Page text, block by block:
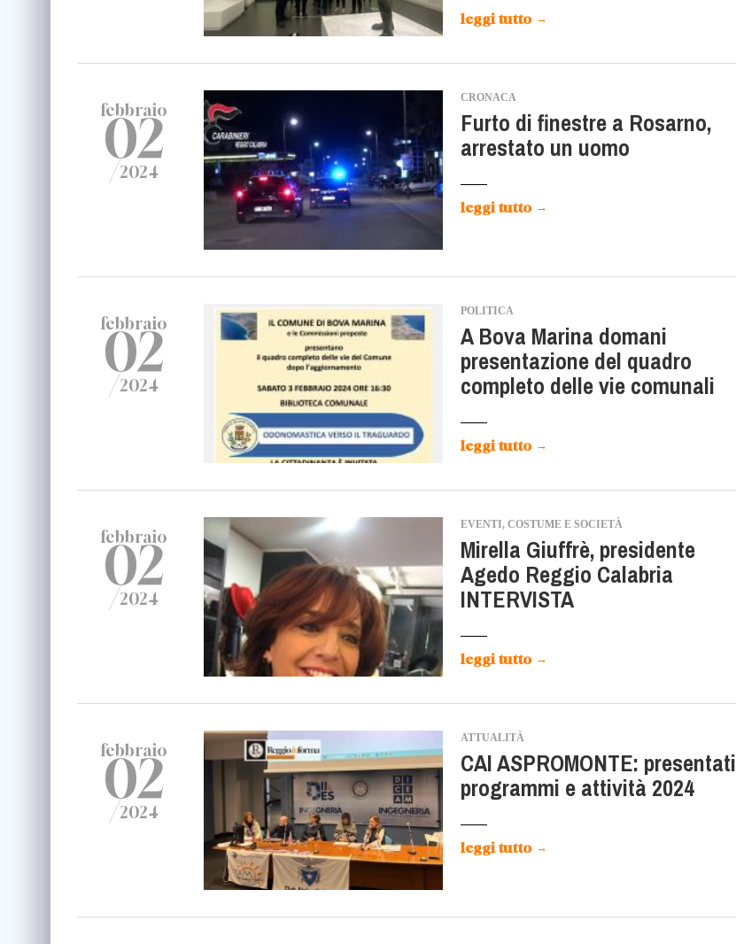
leggi tutto →
febbraio
02
/2024
CRONACA
Furto di finestre a Rosarno,
arrestato un uomo
leggi tutto →
febbraio
02
/2024
POLITICA
A Bova Marina domani
presentazione del quadro
completo delle vie comunali
leggi tutto →
febbraio
02
/2024
EVENTI, COSTUME E SOCIETÀ
Mirella Giuffrè, presidente
Agedo Reggio Calabria
INTERVISTA
leggi tutto →
febbraio
02
/2024
ATTUALITÀ
CAI ASPROMONTE: presentati
programmi e attività 2024
leggi tutto →